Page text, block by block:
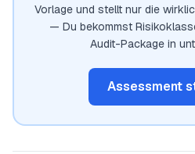
Vorlage und stellt nur die
— Du bekommst
Audit-Package in
Assessment